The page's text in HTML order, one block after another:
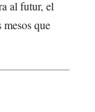
al futur, el
que